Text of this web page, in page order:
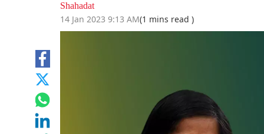
Shahadat
14 Jan 2023 9:13 AM(1 mins read )